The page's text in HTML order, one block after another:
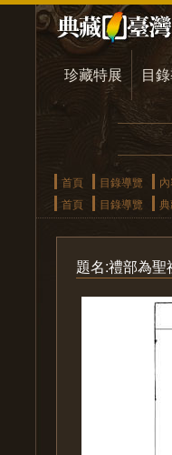
珍藏特展 目
首頁 目錄導覽
首頁
目錄導覽
題名:禮部為